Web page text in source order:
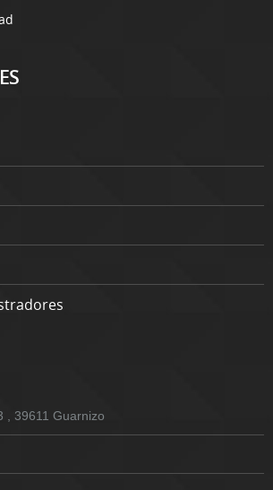
, 39611 Guarnizo